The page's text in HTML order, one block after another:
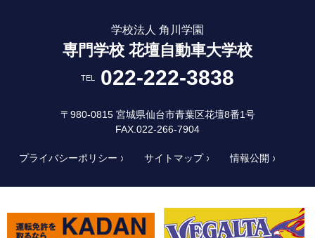
学校法人 角川学園
専門学校 花壇自動車大学校
TEL 022-222-3838
〒980-0815 宮城県仙台市青葉区花壇8番1号
FAX.022-266-7904
プライバシーポリシー サイトマップ 情報公開